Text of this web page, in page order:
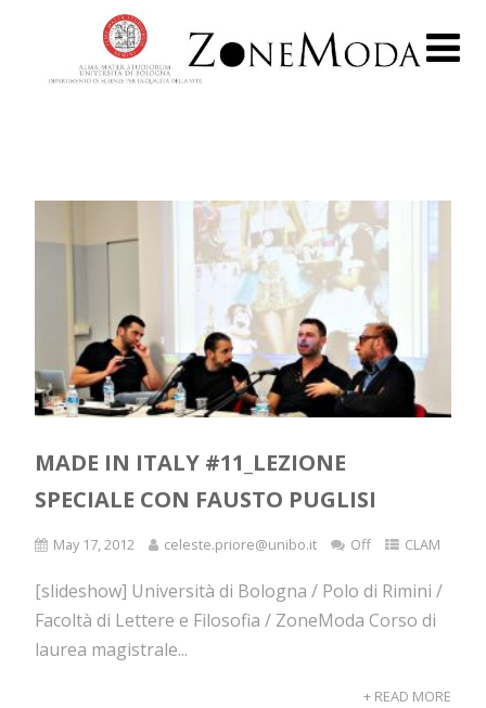
MADE IN ITALY #11_LEZIONE
SPECIALE CON FAUSTO PUGLISI
May 17, 2012 celeste.priore@unibo.it Off CLAM
[slideshow] Università di Bologna / Polo di Rimini /
Facoltà di Lettere e Filosofia / ZoneModa Corso di
laurea magistrale...
+ READ MORE